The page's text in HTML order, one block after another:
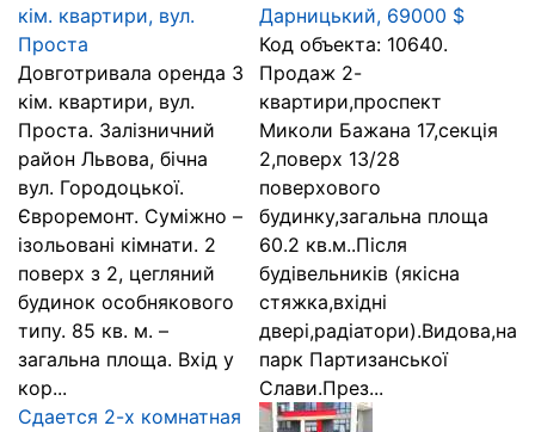
кім. квартири, вул.
Проста
Довготривала оренда 3
кім. квартири, вул.
Проста. Залізничний
район Львова, бічна
вул. Городоцької.
Євроремонт. Суміжно –
ізольовані кімнати. 2
поверх з 2, цегляний
будинок особнякового
типу. 85 кв. м. –
загальна площа. Вхід у
кор...
Дарницький, 69000 $
Код объекта: 10640.
Продаж 2-
квартири,проспект
Миколи Бажана 17,секція
2,поверх 13/28
поверхового
будинку,загальна площа
60.2 кв.м..Після
будівельників (якісна
стяжка,вхідні
двері,радіатори).Видова,на
парк Партизанської
Слави.През...
Сдается 2-х комнатная